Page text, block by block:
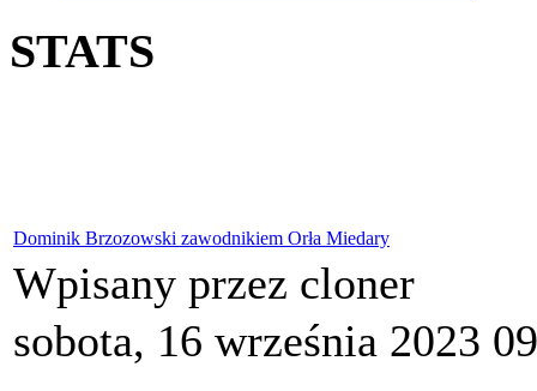
STATS
Dominik Brzozowski zawodnikiem Orła Miedary
Wpisany przez cloner
sobota, 16 września 2023